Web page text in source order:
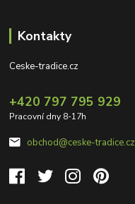
Kontakty
Ceske-tradice.cz
+420 797 795 929
Pracovní dny 8-17h
obchod@ceske-tradice.cz